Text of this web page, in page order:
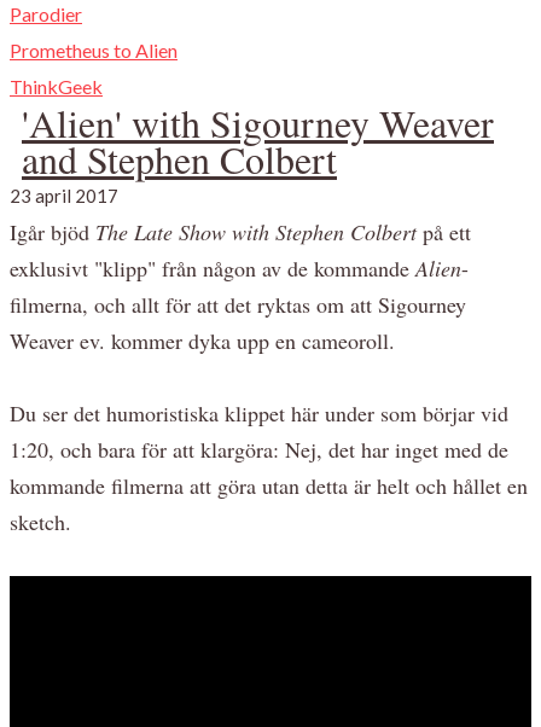
Parodier
Prometheus to Alien
ThinkGeek
'Alien' with Sigourney Weaver
and Stephen Colbert
23 april 2017
Igår bjöd The Late Show with Stephen Colbertpå ett
exklusivt "klipp" från någon av de kommandeAlien-
filmerna, och allt för att det ryktas om att Sigourney
Weaver ev. kommer dyka upp en cameoroll.
Du ser det humoristiska klippet här under som börjar vid
1:20, och bara för att klargöra: Nej, det har inget med de
kommande filmerna att göra utan detta är helt och hållet en
sketch.